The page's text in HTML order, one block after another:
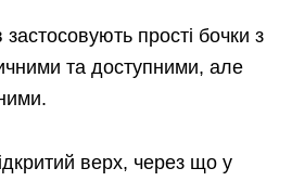
застосовують прості бочки з
та доступними, але
верх, через що у